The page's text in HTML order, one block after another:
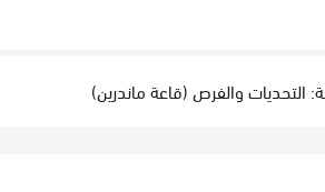
التحديات والفرص (قاعة ماندرين)